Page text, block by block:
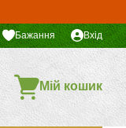
Бажання Вхід
Мій кошик